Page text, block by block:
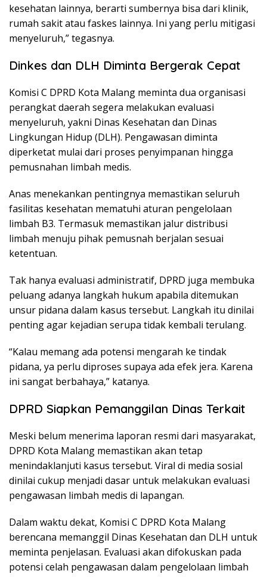
kesehatan lainnya, berarti sumbernya bisa dari klinik,
rumah sakit atau faskes lainnya. Ini yang perlu mitigasi
menyeluruh,” tegasnya.
Dinkes dan DLH Diminta Bergerak Cepat
Komisi C DPRD Kota Malang meminta dua organisasi
perangkat daerah segera melakukan evaluasi
menyeluruh, yakni Dinas Kesehatan dan Dinas
Lingkungan Hidup (DLH). Pengawasan diminta
diperketat mulai dari proses penyimpanan hingga
pemusnahan limbah medis.
Anas menekankan pentingnya memastikan seluruh
fasilitas kesehatan mematuhi aturan pengelolaan
limbah B3. Termasuk memastikan jalur distribusi
limbah menuju pihak pemusnah berjalan sesuai
ketentuan.
Tak hanya evaluasi administratif, DPRD juga membuka
peluang adanya langkah hukum apabila ditemukan
unsur pidana dalam kasus tersebut. Langkah itu dinilai
penting agar kejadian serupa tidak kembali terulang.
“Kalau memang ada potensi mengarah ke tindak
pidana, ya perlu diproses supaya ada efek jera. Karena
ini sangat berbahaya,” katanya.
DPRD Siapkan Pemanggilan Dinas Terkait
Meski belum menerima laporan resmi dari masyarakat,
DPRD Kota Malang memastikan akan tetap
menindaklanjuti kasus tersebut. Viral di media sosial
dinilai cukup menjadi dasar untuk melakukan evaluasi
pengawasan limbah medis di lapangan.
Dalam waktu dekat, Komisi C DPRD Kota Malang
berencana memanggil Dinas Kesehatan dan DLH untuk
meminta penjelasan. Evaluasi akan difokuskan pada
potensi celah pengawasan dalam pengelolaan limbah